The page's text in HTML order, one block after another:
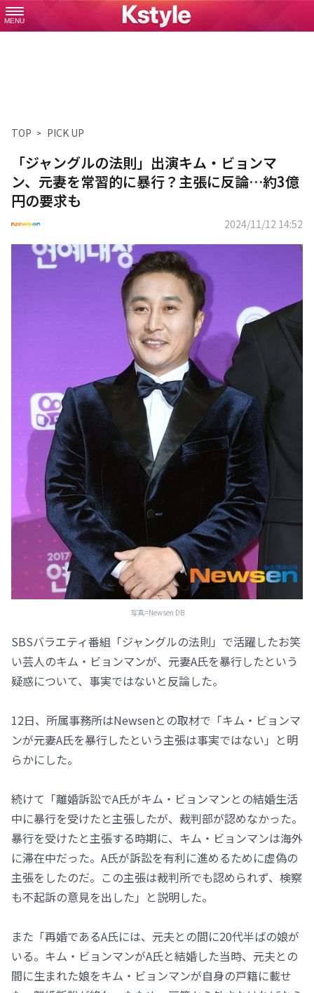
MENU
TOP PICK UP
「ジャングルの法則」出演キム・ビョンマ
ン、元妻を常習的に暴行？主張に反論…約3億
円の要求も
2024/11/12 14:52
写真=Newsen DB
SBSバラエティ番組「ジャングルの法則」で活躍したお笑
い芸人のキム・ビョンマンが、元妻A氏を暴行したという
疑惑について、事実ではないと反論した。
12日、所属事務所はNewsenとの取材で「キム・ビョンマ
ンが元妻A氏を暴行したという主張は事実ではない」と明
らかにした。
続けて「離婚訴訟でA氏がキム・ビョンマンとの結婚生活
中に暴行を受けたと主張したが、裁判部が認めなかった。
暴行を受けたと主張する時期に、キム・ビョンマンは海外
に滞在中だった。A氏が訴訟を有利に進めるために虚偽の
主張をしたのだ。この主張は裁判所でも認められず、検察
も不起訴の意見を出した」と説明した。
また「再婚であるA氏には、元夫との間に20代半ばの娘が
いる。キム・ビョンマンがA氏と結婚した当時、元夫との
間に生まれた娘をキム・ビョンマンが自身の戸籍に載せ